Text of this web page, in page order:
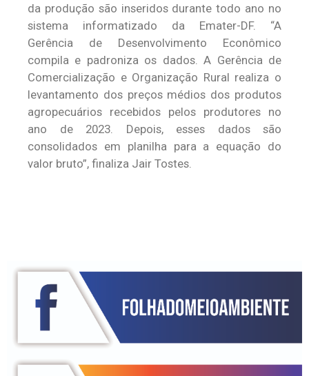
da produção são inseridos durante todo ano no
sistema informatizado da Emater-DF. “A
Gerência de Desenvolvimento Econômico
compila e padroniza os dados. A Gerência de
Comercialização e Organização Rural realiza o
levantamento dos preços médios dos produtos
agropecuários recebidos pelos produtores no
ano de 2023. Depois, esses dados são
consolidados em planilha para a equação do
valor bruto”, finaliza Jair Tostes.